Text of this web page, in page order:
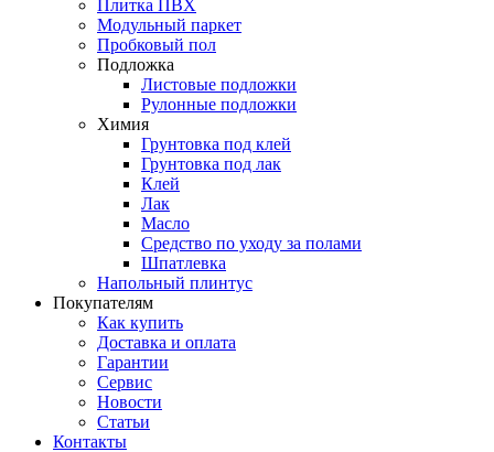
Плитка ПВХ
Модульный паркет
Пробковый пол
Подложка
Листовые подложки
Рулонные подложки
Химия
Грунтовка под клей
Грунтовка под лак
Клей
Лак
Масло
Средство по уходу за полами
Шпатлевка
Напольный плинтус
Покупателям
Как купить
Доставка и оплата
Гарантии
Сервис
Новости
Статьи
Контакты